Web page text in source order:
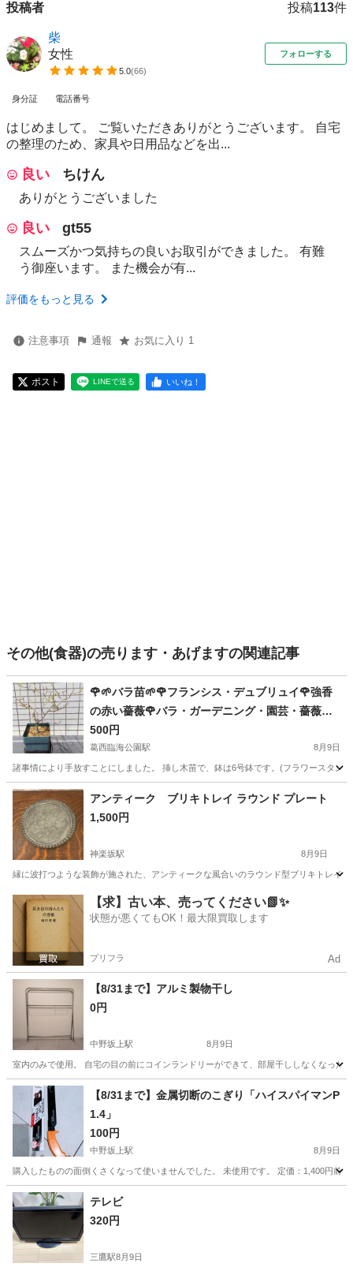
投稿者 投稿113件
柴
女性
5.0(66)
フォローする
身分証 電話番号
はじめまして。 ご覧いただきありがとうございます。 自宅
の整理のため、家具や日用品などを出...
良い ちけん
ありがとうございました
良い gt55
スムーズかつ気持ちの良いお取引ができました。 有難
う御座います。 また機会が有...
評価をもっと見る
注意事項 通報 お気に入り 1
ポスト LINEで送る いいね！
その他(食器)の売ります・あげますの関連記事
🌹🌱バラ苗🌱🌹フランシス・デュブリュイ🌹強香
の赤い薔薇🌹バラ・ガーデニング・園芸・薔薇・
ばら・ばら苗・苗・花・植物
500円
葛西臨海公園駅 8月9日
諸事情により手放すことにしました。 挿し木苗で、鉢は6号鉢です。(フラワースタン
東京 江戸川区 葛西臨海公園駅 家庭用品 バラ
アンティーク ブリキトレイ ラウンド プレート
1,500円
神楽坂駅 8月9日
縁に波打つような装飾が施された、アンティークな風合いのラウンド型ブリキトレイ
東京 新宿区 神楽坂駅 食器
【求】古い本、売ってください📗✨
状態が悪くてもOK！最大限買取します
プリフラ Ad
【8/31まで】アルミ製物干し
0円
中野坂上駅 8月9日
室内のみで使用。 自宅の目の前にコインランドリーができて、部屋干ししなくなっ
東京 中野区 中野坂上駅 洗濯用品
【8/31まで】金属切断のこぎり「ハイスパイマンP
1.4」
100円
中野坂上駅 8月9日
購入したものの面倒くさくなって使いませんでした。 未使用です。 定価：1,400円前
東京 中野区 中野坂上駅
テレビ
320円
三鷹駅8月9日